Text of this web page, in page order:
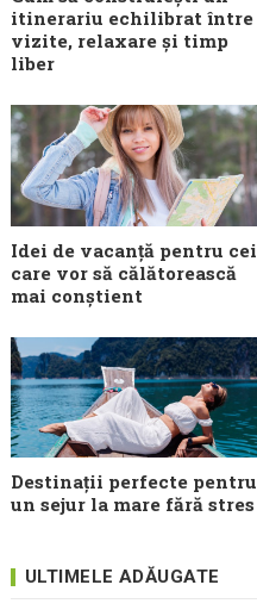
itinerariu echilibrat între
vizite, relaxare și timp
liber
Idei de vacanță pentru cei
care vor să călătorească
mai conștient
Destinații perfecte pentru
un sejur la mare fără stres
ULTIMELE ADĂUGATE